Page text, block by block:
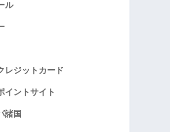
ル
レジットカード
イントサイト
諸国